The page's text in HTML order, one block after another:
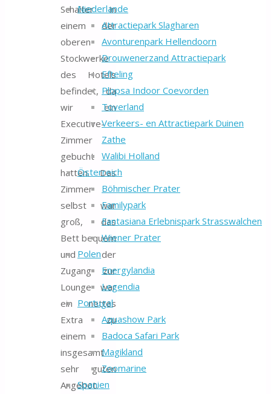
Niederlande
Attractiepark Slagharen
Avonturenpark Hellendoorn
Drouwenerzand Attractiepark
Efteling
Plopsa Indoor Coevorden
Toverland
Verkeers- en Attractiepark Duinen
Zathe
Walibi Holland
Österreich
Böhmischer Prater
Familypark
Fantasiana Erlebnispark Strasswalchen
Wiener Prater
Polen
Energylandia
Legendia
Portugal
Aquashow Park
Badoca Safari Park
Magikland
Zoomarine
Spanien
Schalter in
einem der
oberen
Stockwerke
des Hotels
befindet, da
wir ein
Executive-
Zimmer
gebucht
hatten. Das
Zimmer
selbst war
groß, das
Bett bequem
und der
Zugang zur
Lounge war
ein nettes
Extra zu
einem
insgesamt
sehr guten
Angebot.